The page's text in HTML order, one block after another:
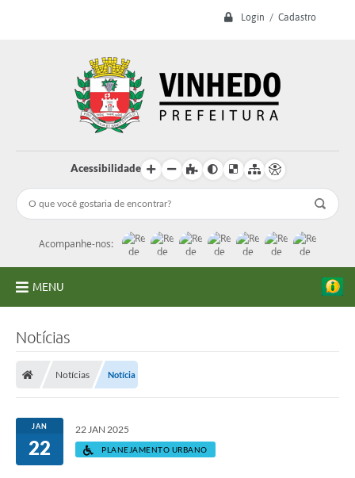
Login / Cadastro
Acessibilidade
Acompanhe-nos:
MENU
Licitações
Transparência
Notícias
Notícias Notícia
JAN
22
22 JAN 2025
PLANEJAMENTO URBANO